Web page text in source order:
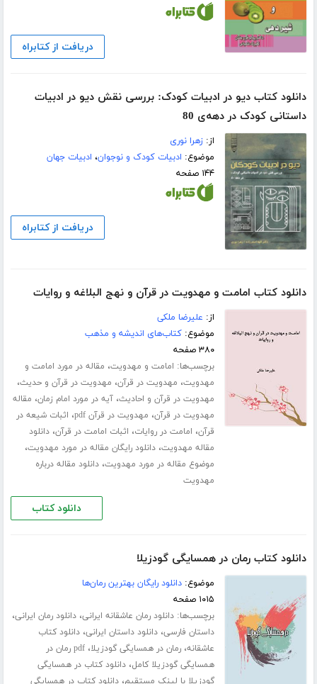
دریافت از کتابراه
دانلود کتاب دیو در ادبیات کودک: بررسی نقش دیو در ادبیات
داستانی کودک در دهه‌ی 80
از:زهرا نوری
موضوع: ادبیات کودک و نوجوان، ادبیات جهان
۱۴۴ صفحه
دریافت از کتابراه
دانلود کتاب امامت و مهدویت در قرآن و نهج البلاغه و روایات
از: علیرضا ملکی
موضوع:کتاب‌های اندیشه و مذهب
۳۸۰ صفحه
برچسب‌ها: امامت و مهدویت، مقاله در مورد امامت و
مهدویت، مهدویت در قرآن، مهدویت در قرآن و حدیث،
مهدویت در قرآن و احادیث،آیه در مورد امام زمان، مقاله
مهدویت در قرآن، مهدویت در قرآن pdf ، اثبات شیعه در
قرآن، امامت در روایات، اثبات امامت در قرآن،دانلود
مقاله مهدویت،دانلود رایگان مقاله در مورد مهدویت،
موضوع مقاله در مورد مهدویت،دانلود مقاله درباره
مهدویت
دانلود کتاب
دانلود کتاب رمان در همسایگی گودزیلا
موضوع:دانلود رایگان بهترین رمان‌ها
۱۰۱۵ صفحه
برچسب‌ها:دانلود رمان عاشقانه ایرانی،دانلود رمان ایرانی،
داستان فارسی،دانلود داستان ایرانی،دانلود کتاب
عاشقانه،رمان در همسایگی گودزیلا،
pdf رمان در
همسایگی گودزیلا کامل،دانلود کتاب در همسایگی
گودزیلا با لینک مستقیم،دانلود کتاب در همسایگی